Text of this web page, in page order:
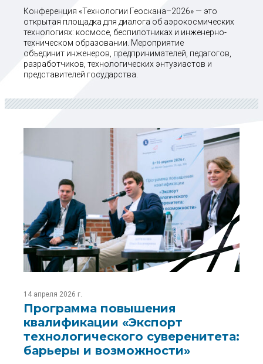
Конференция «Технологии Геоскана–2026» — это
открытая площадка для диалога об аэрокосмических
технологиях: космосе, беспилотниках и инженерно-
техническом образовании. Мероприятие
объединит инженеров, предпринимателей, педагогов,
разработчиков, технологических энтузиастов и
представителей государства.
14 апреля 2026 г.
Программа повышения
квалификации «Экспорт
технологического суверенитета:
барьеры и возможности»